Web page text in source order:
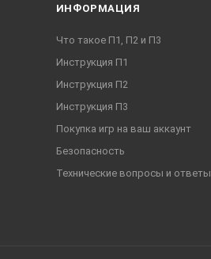
ИНФОРМАЦИЯ
Что такое П1, П2 и П3
Инструкция П1
Инструкция П2
Инструкция П3
Покупка игр на ваш аккаунт
Безопасность
Технические вопросы и ответы